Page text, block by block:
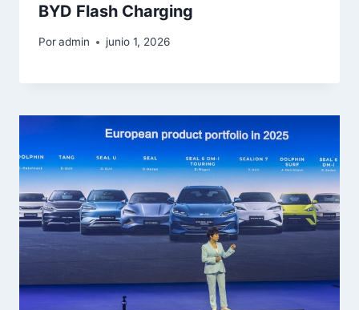
BYD Flash Charging
Poradmin junio 1, 2026